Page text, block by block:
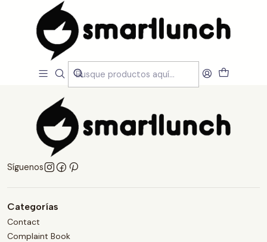
Politica de reembolso
Politica de reembolso
Síguenos
Categorías
Contact
Complaint Book